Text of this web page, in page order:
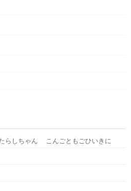
らしちゃん こんごともごひいきに